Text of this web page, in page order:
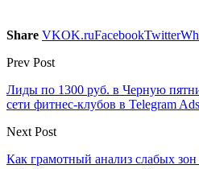
Share VKOK.ruFacebookTwitter
Prev Post
Лиды по 1300 руб. в Черную
сети фитнес-клубов в Telegram Ads
Next Post
Как грамотный анализ слабых